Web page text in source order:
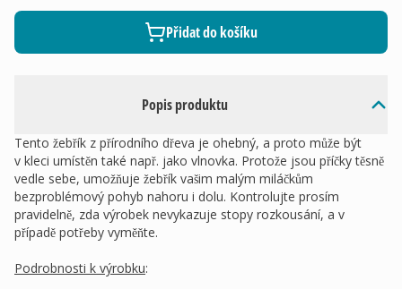
Popis produktu
Tento žebřík z přírodního dřeva je ohebný, a proto může být
v kleci umístěn také např. jako vlnovka. Protože jsou příčky těsně
vedle sebe, umožňuje žebřík vašim malým miláčkům
bezproblémový pohyb nahoru i dolu. Kontrolujte prosím
pravidelně, zda výrobek nevykazuje stopy rozkousání, a v
případě potřeby vyměňte.
Podrobnosti k výrobku:
Přidat do košíku